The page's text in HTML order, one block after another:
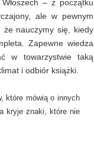
– z początku
ale w pewnym
nauczymy się, kiedy
Zapewne wiedza
w towarzystwie taką
i odbiór książki.
które mówią o innych
kryje znaki, które nie